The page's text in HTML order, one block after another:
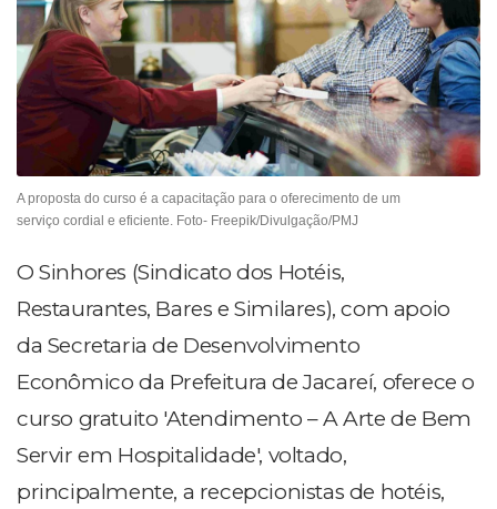
A proposta do curso é a capacitação para o oferecimento de um
serviço cordial e eficiente. Foto- Freepik/Divulgação/PMJ
O Sinhores (Sindicato dos Hotéis,
Restaurantes, Bares e Similares), com apoio
da Secretaria de Desenvolvimento
Econômico da Prefeitura de Jacareí, oferece o
curso gratuito 'Atendimento – A Arte de Bem
Servir em Hospitalidade', voltado,
principalmente, a recepcionistas de hotéis,